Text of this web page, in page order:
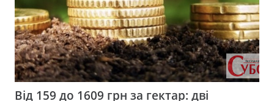
Від 159 до 1609 грн за гектар: дві